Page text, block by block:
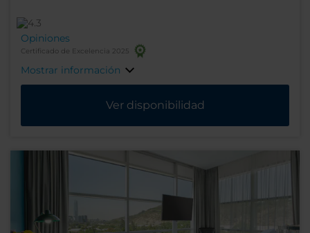
Opiniones
Certificado de Excelencia 2025
Mostrar información
Ver disponibilidad